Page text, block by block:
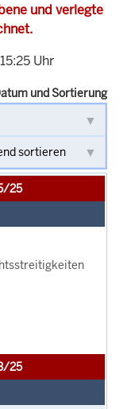
und verlegte
Uhr
und Sortierung
25
25